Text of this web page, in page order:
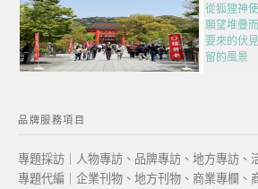
從狐狸神
願望堆疊
要來的伏
留的風景
品牌服務項目
專題採訪｜人物專訪、品牌專訪、地方專訪、
專題代編｜企業刊物、地方刊物、商業專欄、